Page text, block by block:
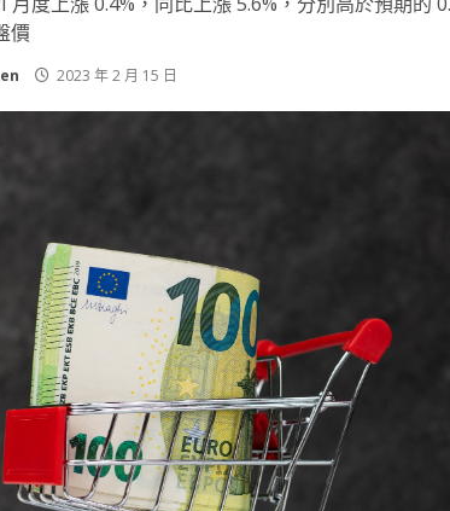
價
2023 年 2 月 15 日